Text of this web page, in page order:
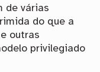
de várias
do que a
outras
privilegiado